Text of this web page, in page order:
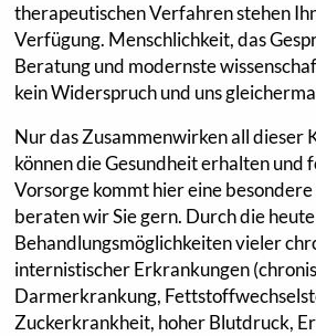
therapeutischen Verfahren stehen
Verfügung. Menschlichkeit, das
Beratung und modernste
kein Widerspruch und uns
Nur das Zusammenwirken all dieser
können die Gesundheit erhalten und
Vorsorge kommt hier eine
beraten wir Sie gern. Durch die
Behandlungsmöglichkeiten vieler
internistischer Erkrankungen
Darmerkrankung,
Zuckerkrankheit, hoher Blutdruck,